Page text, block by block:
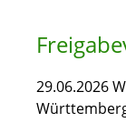
29.06.2026